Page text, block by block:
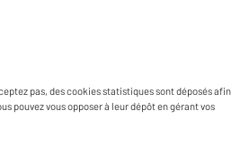
Ajouter au panier
pas, des cookies statistiques sont déposés
pouvez vous opposer à leur dépôt en gérant vos